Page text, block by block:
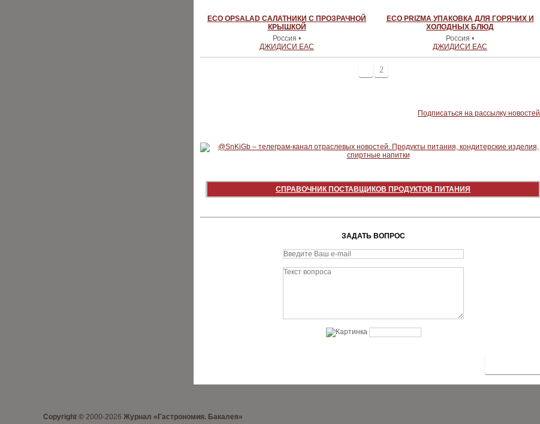
ECO OPSALAD САЛАТНИКИ С ПРОЗРАЧНОЙ
КРЫШКОЙ
Россия •
ДЖИДИСИ ЕАС
ECO PRIZMA УПАКОВКА ДЛЯ ГОРЯЧИХ И
ХОЛОДНЫХ БЛЮД
Россия •
ДЖИДИСИ ЕАС
2
Подписаться на рассылку новостей
СПРАВОЧНИК ПОСТАВЩИКОВ ПРОДУКТОВ ПИТАНИЯ
ЗАДАТЬ ВОПРОС
Copyright © 2000-2026 Журнал «Гастрономия. Бакалея»